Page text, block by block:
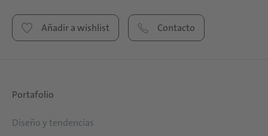
Añadir a wishlist Contacto
Portafolio
Diseño y tendencias